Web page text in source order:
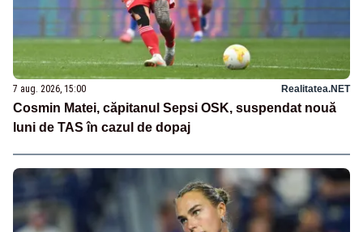
7 aug. 2026, 15:00 Realitatea.NET
Cosmin Matei, căpitanul Sepsi OSK, suspendat nouă
luni de TAS în cazul de dopaj